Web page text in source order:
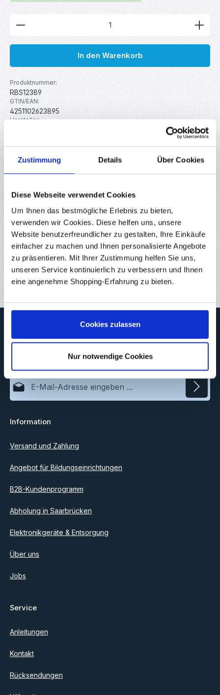
Zustimmung Details Über Cookies
Diese Webseite verwendet Cookies
Um Ihnen das bestmögliche Erlebnis zu bieten,
verwenden wir Cookies. Diese helfen uns, unsere
Website benutzerfreundlicher zu gestalten, Ihre Einkäufe
einfacher zu machen und Ihnen personalisierte Angebote
zu präsentieren. Mit Ihrer Zustimmung helfen Sie uns,
unseren Service kontinuierlich zu verbessern und Ihnen
eine angenehme Shopping-Erfahrung zu bieten.
Cookies zulassen
Nur notwendige Cookies
Produkt Anzahl: Gib den gewünschten Wert ein
In den Warenkorb
Produktnummer:
RBS12389
GTIN/EAN:
4251102623895
Hersteller:
0.004 kg
Hochwertige MK9 Düse mit verschleißfester Antihaft-
Beschichtung als Upgrade für MK9 Hot Ends Diese
MK9 Düse besteht aus…Mehr
Eigenschaften
Downloads
Bewertungen
Abonnieren Sie jetzt unseren regelmäßig erscheinenden
informiert zu werden.
E-Mail-Adresse*
Ich habe dieDatenschutzbestimmungen
einverstanden.
Information
Versand und Zahlung
Angebot für Bildungseinrichtungen
B2B-Kundenprogramm
Abholung in Saarbrücken
Elektronikgeräte & Entsorgung
Über uns
Jobs
Service
Anleitungen
Kontakt
Rücksendungen